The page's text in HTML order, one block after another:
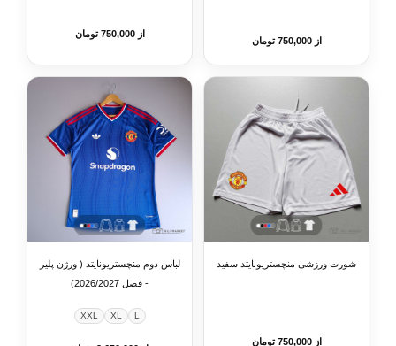
از 750,000 تومان
از 750,000 تومان
شورت ورزشی منچستریونایتد سفید
از 750,000 تومان
لباس دوم منچستریونایتد ( ورژن پلیر
- فصل 2026/2027)
L
XL
XXL